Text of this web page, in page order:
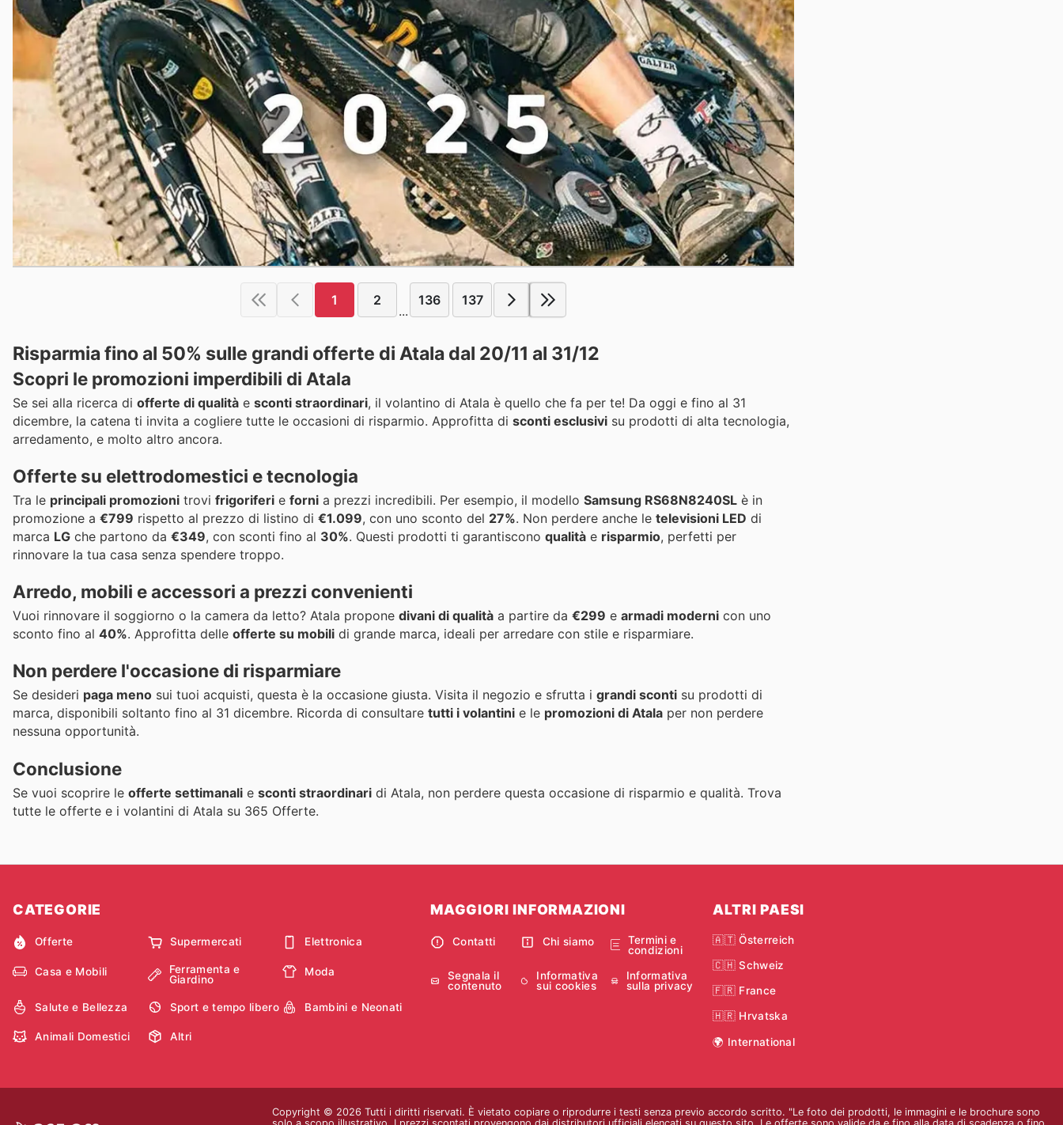
1 2
...
136 137
Risparmia fino al 50% sulle grandi offerte di Atala dal 20/11 al 31/12
Scopri le promozioni imperdibili di Atala
Se sei alla ricerca di offerte di qualità e sconti straordinari, il volantino di Atala è quello che fa per te! Da oggi e fino al 31
dicembre, la catena ti invita a cogliere tutte le occasioni di risparmio. Approfitta di sconti esclusivi su prodotti di alta tecnologia,
arredamento, e molto altro ancora.
Offerte su elettrodomestici e tecnologia
Tra le principali promozioni trovi frigoriferi e forni a prezzi incredibili. Per esempio, il modello Samsung RS68N8240SL è in
promozione a €799 rispetto al prezzo di listino di €1.099, con uno sconto del 27%. Non perdere anche le televisioni LED di
marca LG che partono da €349, con sconti fino al 30%. Questi prodotti ti garantiscono qualità e risparmio, perfetti per
rinnovare la tua casa senza spendere troppo.
Arredo, mobili e accessori a prezzi convenienti
Vuoi rinnovare il soggiorno o la camera da letto? Atala propone divani di qualità a partire da €299 e armadi moderni con uno
sconto fino al 40%. Approfitta delle offerte su mobili di grande marca, ideali per arredare con stile e risparmiare.
Non perdere l'occasione di risparmiare
Se desideri paga meno sui tuoi acquisti, questa è la occasione giusta. Visita il negozio e sfrutta i grandi sconti su prodotti di
marca, disponibili soltanto fino al 31 dicembre. Ricorda di consultare tutti i volantini e le promozioni di Atala per non perdere
nessuna opportunità.
Conclusione
Se vuoi scoprire le offerte settimanali e sconti straordinari di Atala, non perdere questa occasione di risparmio e qualità. Trova
tutte le offerte e i volantini di Atala su 365 Offerte.
CATEGORIE
Offerte Supermercati Elettronica
Casa e Mobili
Ferramenta e
Giardino
Moda
Salute e Bellezza Sport e tempo libero Bambini e Neonati
Animali Domestici Altri
MAGGIORI INFORMAZIONI
Contatti Chi siamo
Termini e
condizioni
Segnala il
contenuto
Informativa
sui cookies
Informativa
sulla privacy
ALTRI PAESI
🇦🇹 Österreich
🇨🇭 Schweiz
🇫🇷 France
🇭🇷 Hrvatska
🌍 International
Copyright © 2026 Tutti i diritti riservati. È vietato copiare o riprodurre i testi senza previo accordo scritto. "Le foto dei prodotti, le immagini e le brochure sono